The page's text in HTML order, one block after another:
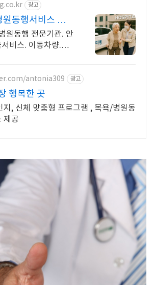
광고
동행서비스 이동
원동행 전문기관. 안
비스. 이동차량.진
antonia309 광고
행복한 곳
지, 신체 맞춤형 프로그램 , 목욕/병원동
제공